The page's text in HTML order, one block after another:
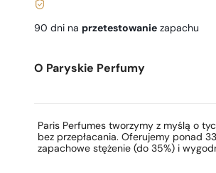
90 dni na przetestowanie zapachu
O Paryskie Perfumy
Paris Perfumes tworzymy z myślą o
bez przepłacania. Oferujemy ponad
zapachowe stężenie (do 35%) i